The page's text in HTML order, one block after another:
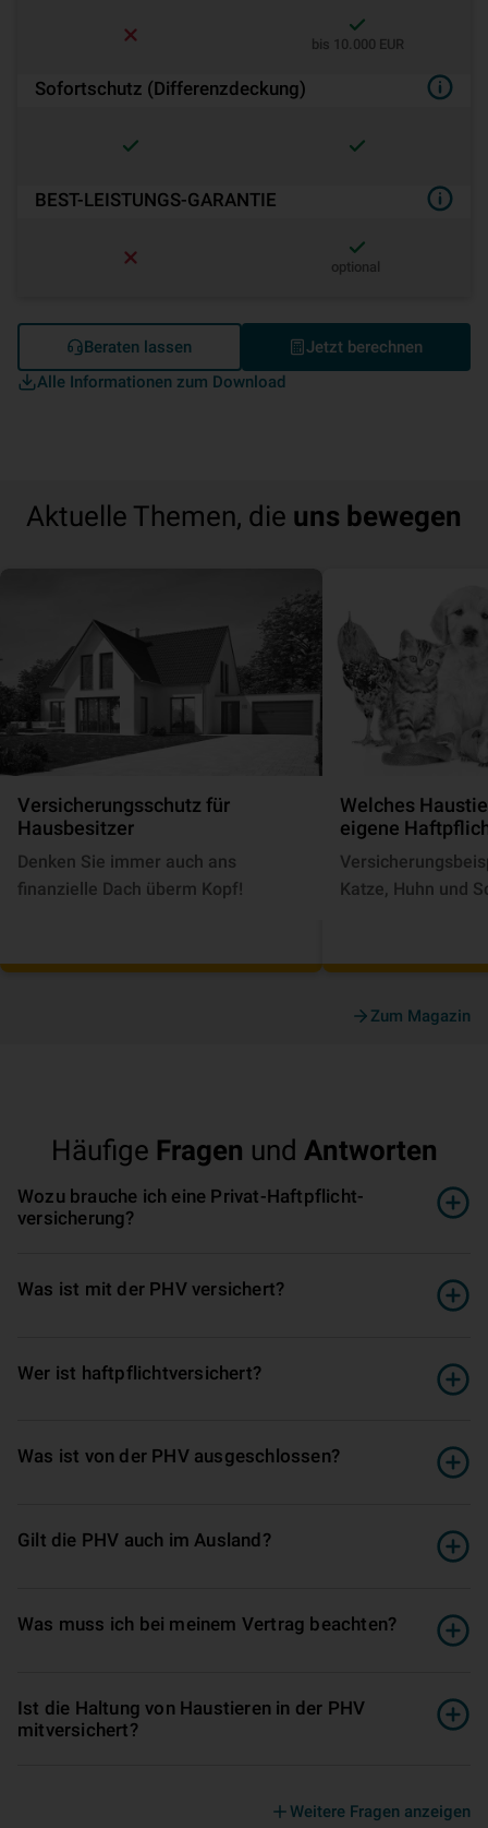
bis 10.000 EUR
Sofortschutz (Differenzdeckung)
BEST-LEISTUNGS-GARANTIE
optional
Alle Informationen zum Download
Beraten lassen Jetzt berechnen
Aktuelle Themen, die uns bewegen
Ver­si­che­rungs­schutz für
Hausbesitzer
Denken Sie immer auch ans
finanzielle Dach überm Kopf!
Welches
eigene
Katze, Huhn und
Zum Magazin
Häufige Fragen und Antworten
Wozu brauche ich eine Privat­-Haft­pflicht­
versicherung?
Was ist mit der PHV versichert?
Wer ist haft­pflicht­versichert?
Was ist von der PHV ausgeschlossen?
Gilt die PHV auch im Ausland?
Was muss ich bei meinem Vertrag beachten?
Ist die Haltung von Haustieren in der PHV
mitversichert?
Weitere Fragen anzeigen